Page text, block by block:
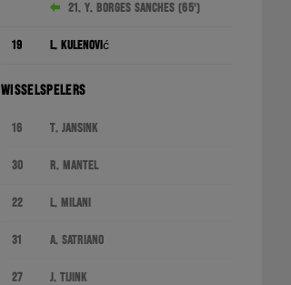
21. Y. Borges Sanches (65')
19 L. Kulenović
WISSELSPELERS
16 T. Jansink
30 R. Mantel
22 L. Milani
31 A. Satriano
27 J. Tijink